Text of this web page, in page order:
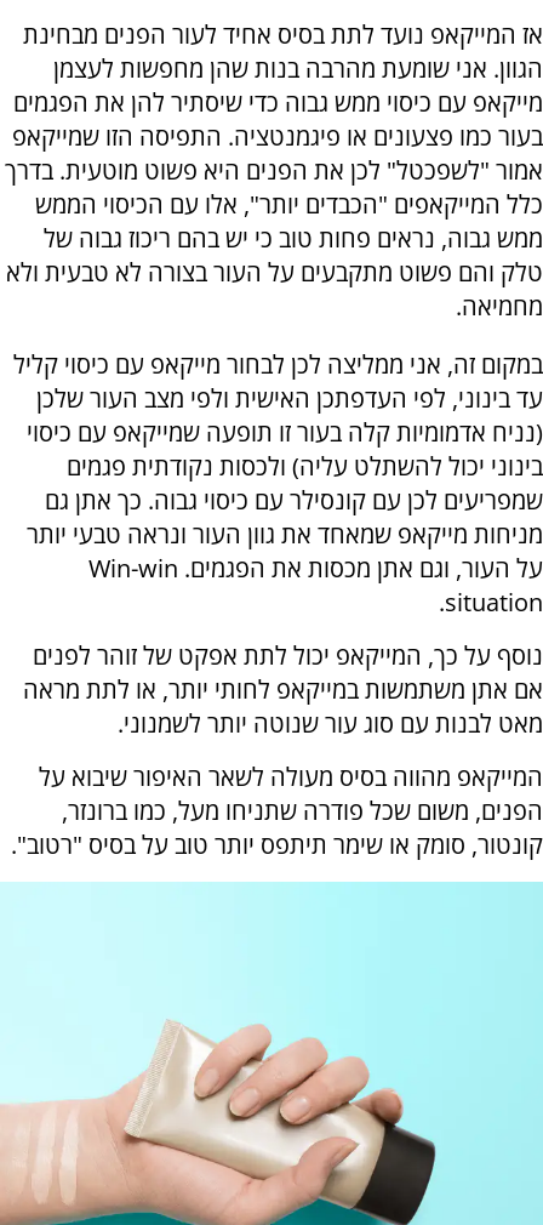
אז המייקאפ נועד לתת בסיס אחיד לעור הפנים מבחינת
הגוון. אני שומעת מהרבה בנות שהן מחפשות לעצמן
מייקאפ עם כיסוי ממש גבוה כדי שיסתיר להן את הפגמים
בעור כמו פצעונים או פיגמנטציה. התפיסה הזו שמייקאפ
אמור "לשפכטל" לכן את הפנים היא פשוט מוטעית. בדרך
כלל המייקאפים "הכבדים יותר", אלו עם הכיסוי הממש
ממש גבוה, נראים פחות טוב כי יש בהם ריכוז גבוה של
טלק והם פשוט מתקבעים על העור בצורה לא טבעית ולא
מחמיאה.
במקום זה, אני ממליצה לכן לבחור מייקאפ עם כיסוי קליל
עד בינוני, לפי העדפתכן האישית ולפי מצב העור שלכן
(נניח אדמומיות קלה בעור זו תופעה שמייקאפ עם כיסוי
בינוני יכול להשתלט עליה) ולכסות נקודתית פגמים
שמפריעים לכן עם קונסילר עם כיסוי גבוה. כך אתן גם
מניחות מייקאפ שמאחד את גוון העור ונראה טבעי יותר
על העור, וגם אתן מכסות את הפגמים. Win-win
situation.
נוסף על כך, המייקאפ יכול לתת אפקט של זוהר לפנים
אם אתן משתמשות במייקאפ לחותי יותר, או לתת מראה
מאט לבנות עם סוג עור שנוטה יותר לשמנוני.
המייקאפ מהווה בסיס מעולה לשאר האיפור שיבוא על
הפנים, משום שכל פודרה שתניחו מעל, כמו ברונזר,
קונטור, סומק או שימר תיתפס יותר טוב על בסיס "רטוב".